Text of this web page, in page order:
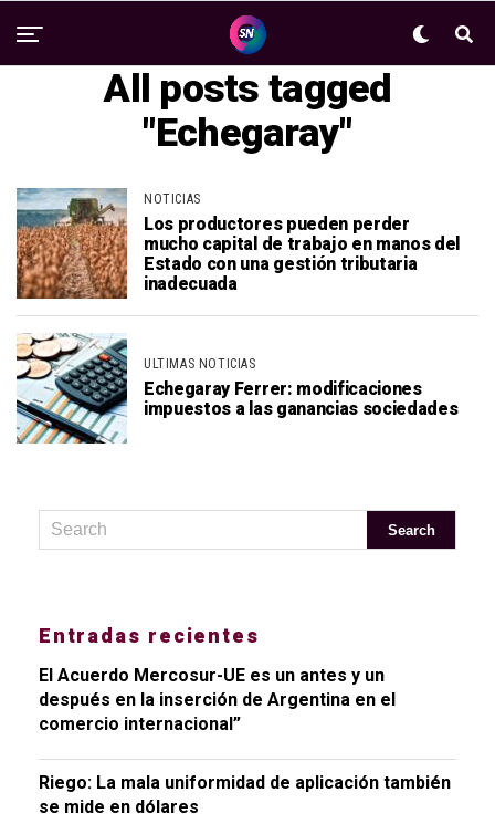
All posts tagged
"Echegaray"
NOTICIAS
Los productores pueden perder
mucho capital de trabajo en manos del
Estado con una gestión tributaria
inadecuada
ULTIMAS NOTICIAS
Echegaray Ferrer: modificaciones
impuestos a las ganancias sociedades
Entradas recientes
El Acuerdo Mercosur-UE es un antes y un
después en la inserción de Argentina en el
comercio internacional”
Riego: La mala uniformidad de aplicación también
se mide en dólares